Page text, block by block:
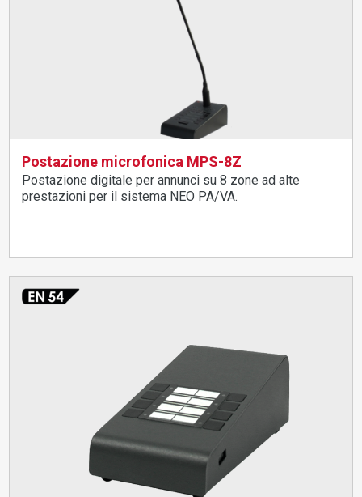
Postazione microfonica MPS-8Z
Postazione digitale per annunci su 8 zone ad alte
prestazioni per il sistema NEO PA/VA.